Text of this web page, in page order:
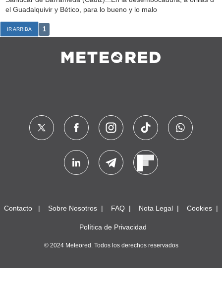
el Guadalquivir y Bético, para lo bueno y lo malo
IR ARRIBA 1
Contacto Sobre Nosotros FAQ Nota Legal Cookies
Política de Privacidad
© 2024 Meteored. Todos los derechos reservados